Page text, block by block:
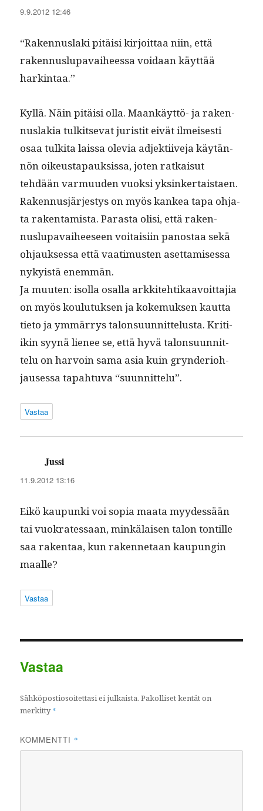
9.9.2012 12:46
“Raken­nus­la­ki pitäisi kir­joit­taa niin, että
raken­nuslu­pavai­heessa voidaan käyt­tää
harkintaa.”
Kyl­lä. Näin pitäisi olla. Maankäyt­tö- ja raken­
nus­lakia tulk­it­se­vat juris­tit eivät ilmeis­es­ti
osaa tulki­ta lais­sa ole­via adjek­ti­ive­ja käytän­
nön oikeustapauk­sis­sa, joten ratkaisut
tehdään var­muu­den vuok­si yksinker­tais­taen.
Raken­nusjärjestys on myös kankea tapa ohja­
ta rak­en­tamista. Paras­ta olisi, että raken­
nuslu­pavai­heeseen voitaisi­in panos­taa sekä
ohjauk­ses­sa että vaa­timusten aset­tamises­sa
nyky­istä enemmän.
Ja muuten: isol­la osal­la arkkite­htikaavoit­ta­jia
on myös koulu­tuk­sen ja koke­muk­sen kaut­ta
tieto ja ymmär­rys talon­suun­nit­telus­ta. Kri­ti­
ikin syynä lie­nee se, että hyvä talon­suun­nit­
telu on har­voin sama asia kuin gryn­de­ri­o­h­
jauses­sa tapah­tu­va “suun­nit­telu”.
Vastaa
Jussi
11.9.2012 13:16
Eikö kaupun­ki voi sopia maa­ta myy­dessään
tai vuokrates­saan, minkälaisen talon ton­tille
saa rak­en­taa, kun raken­netaan kaupun­gin
maalle?
Vastaa
Vastaa
Sähköpostiosoitettasi ei julkaista. Pakolliset kentät on
merkitty*
KOMMENTTI *